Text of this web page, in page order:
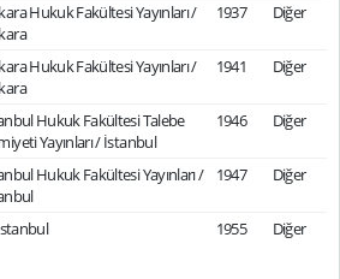
Hukuk Fakültesi Yayınları /
1937 Diğer
Hukuk Fakültesi Yayınları /
1941 Diğer
Hukuk Fakültesi Talebe
Yayınları / İstanbul
1946 Diğer
Hukuk Fakültesi Yayınları /
1947 Diğer
1955 Diğer